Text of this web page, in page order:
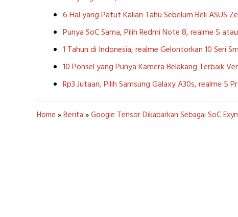
6 Hal yang Patut Kalian Tahu Sebelum Beli ASUS
Punya SoC Sama, Pilih Redmi Note 8, realme 5
1 Tahun di Indonesia, realme Gelontorkan 10 Seri
10 Ponsel yang Punya Kamera Belakang Terbaik
Rp3 Jutaan, Pilih Samsung Galaxy A30s, realme 5
Home »Berita »Google Tensor Dikabarkan Sebagai SoC